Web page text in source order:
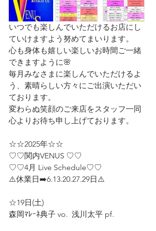
いつでも楽しんでいただけるお店にし
ていけますよう努めてまいります。
心も身体も嬉しい楽しいお時間ご一緒
できますように🌸
毎月みなさまに楽しんでいただけるよ
う、素晴らしい方々にご出演いただい
ております。
変わらぬ笑顔のご来店をスタッフ一同
心よりお待ち申し上げております。
☆☆2025年☆☆
♡♡関内VENUS ♡♡
♡♡4月 Live Schedule♡♡
⚠️休業日➡️6.13.20.27.29日⚠️
☆19日(土)
森岡ﾏﾚｰﾈ典子 vo.  浅川太平 pf.